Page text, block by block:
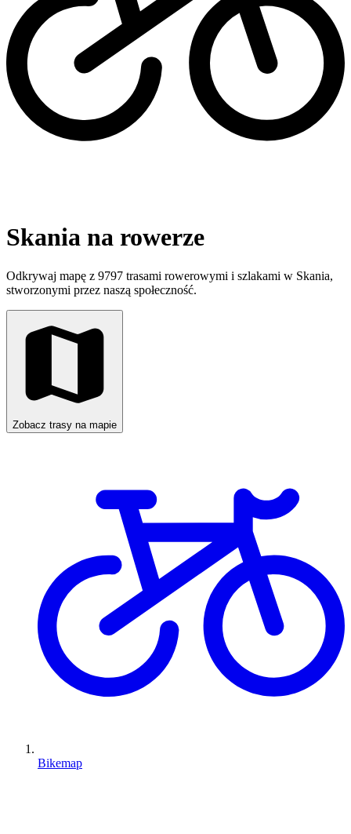
Skania na rowerze
Odkrywaj mapę z 9797 trasami rowerowymi i szlakami w Skania,
stworzonymi przez naszą społeczność.
Zobacz trasy na mapie
Bikemap